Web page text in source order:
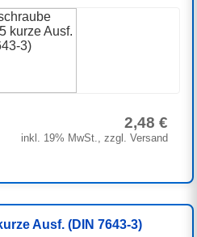
2,48 €
inkl. 19% MwSt., zzgl. Versand
Ausf. (DIN 7643-3)